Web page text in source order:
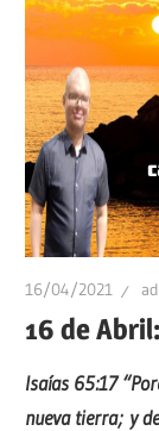
16/04/2021
16 de
Isaías 65:17
nueva tierra; y